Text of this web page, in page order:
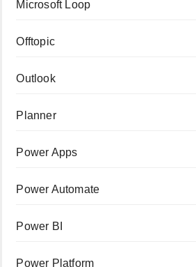
Microsoft Loop
Offtopic
Outlook
Planner
Power Apps
Power Automate
Power BI
Power Platform